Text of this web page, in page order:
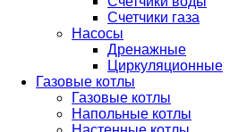
Счетчики газа
Насосы
Дренажные
Циркуляционные
Газовые котлы
Газовые котлы
Напольные котлы